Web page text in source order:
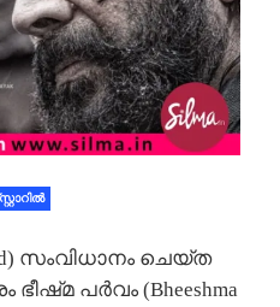
സംവിധാനം ചെയ്ത
ഭീഷ്‍മ പര്‍വം (Bheeshma